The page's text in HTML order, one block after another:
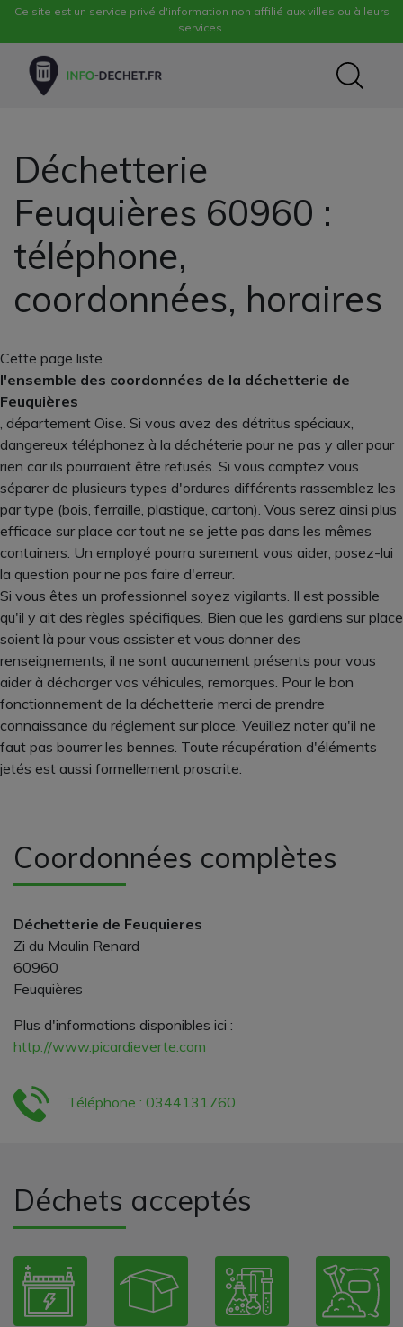
Ce site est un service privé d'information non affilié aux villes ou à leurs
services.
Déchetterie
Feuquières 60960 :
téléphone,
coordonnées, horaires
Cette page liste
l'ensemble des coordonnées de la déchetterie de
Feuquières
, département Oise. Si vous avez des détritus spéciaux,
dangereux téléphonez à la déchéterie pour ne pas y aller pour
rien car ils pourraient être refusés. Si vous comptez vous
séparer de plusieurs types d'ordures différents rassemblez les
par type (bois, ferraille, plastique, carton). Vous serez ainsi plus
efficace sur place car tout ne se jette pas dans les mêmes
containers. Un employé pourra surement vous aider, posez-lui
la question pour ne pas faire d'erreur.
Si vous êtes un professionnel soyez vigilants. Il est possible
qu'il y ait des règles spécifiques. Bien que les gardiens sur place
soient là pour vous assister et vous donner des
renseignements, il ne sont aucunement présents pour vous
aider à décharger vos véhicules, remorques. Pour le bon
fonctionnement de la déchetterie merci de prendre
connaissance du réglement sur place. Veuillez noter qu'il ne
faut pas bourrer les bennes. Toute récupération d'éléments
jetés est aussi formellement proscrite.
Coordonnées complètes
Déchetterie de Feuquieres
Zi du Moulin Renard
60960
Feuquières
Plus d'informations disponibles ici :
http://www.picardieverte.com
Téléphone : 0344131760
Déchets acceptés